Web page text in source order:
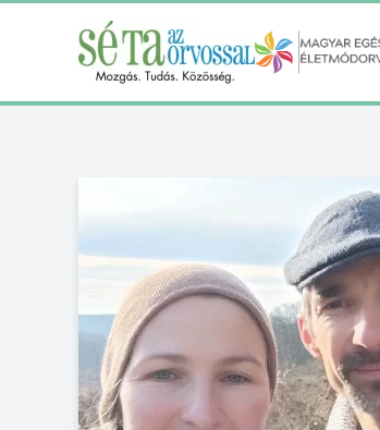
Fő tartalom átugrása
FACEBOOK